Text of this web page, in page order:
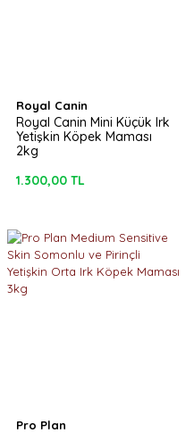
Royal Canin
Royal Canin Mini Küçük Irk
Yetişkin Köpek Maması
2kg
1.300,00 TL
Pro Plan